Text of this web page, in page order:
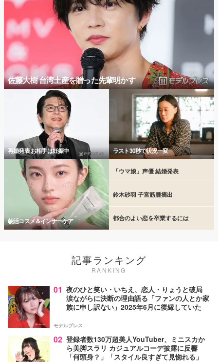
佐藤大樹 台湾土産を贈った先輩明かす
再婚発表 お相手は妊娠中 ラスト30秒で状況一変
朝活コスメ＆インナーケア
「ウマ娘」声優 結婚発表
鈴木砂羽 子宮筋腫摘出
都合のよい恋を卒業するには
記事ランキング
RANKING
01 夜のひと笑い・いちえ、恋人・りょうと破局
涙ながらに決断の理由語る「ファンの人とか家
族に申し訳ない」2025年6月に復縁していた
モデルプレス
02 登録者数130万超美人YouTuber、ミニスカか
ら美脚スラリ カジュアルコーデ披露に反響
「何頭身？」「スタイル良すぎて見惚れる」